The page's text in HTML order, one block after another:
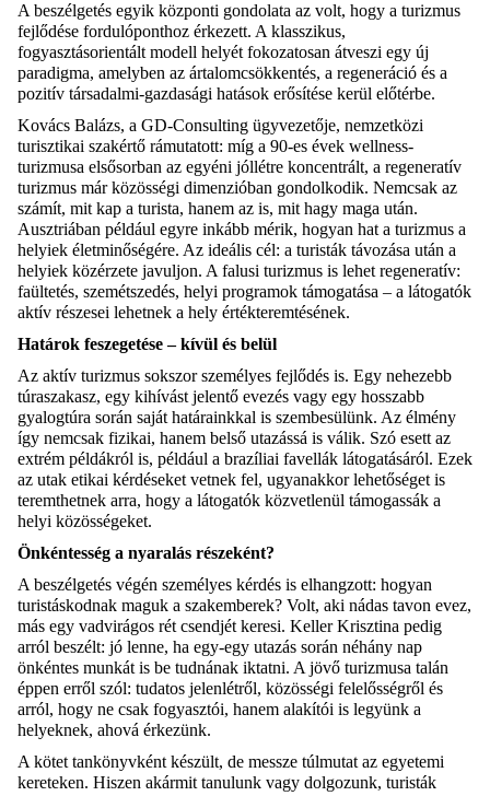
A beszélgetés egyik központi gondolata az volt, hogy a turizmus
fejlődése fordulóponthoz érkezett. A klasszikus,
fogyasztásorientált modell helyét fokozatosan átveszi egy új
paradigma, amelyben az ártalomcsökkentés, a regeneráció és a
pozitív társadalmi-gazdasági hatások erősítése kerül előtérbe.
Kovács Balázs, a GD-Consulting ügyvezetője, nemzetközi
turisztikai szakértő rámutatott: míg a 90-es évek wellness-
turizmusa elsősorban az egyéni jóllétre koncentrált, a regeneratív
turizmus már közösségi dimenzióban gondolkodik. Nemcsak az
számít, mit kap a turista, hanem az is, mit hagy maga után.
Ausztriában például egyre inkább mérik, hogyan hat a turizmus a
helyiek életminőségére. Az ideális cél: a turisták távozása után a
helyiek közérzete javuljon. A falusi turizmus is lehet regeneratív:
faültetés, szemétszedés, helyi programok támogatása – a látogatók
aktív részesei lehetnek a hely értékteremtésének.
Határok feszegetése – kívül és belül
Az aktív turizmus sokszor személyes fejlődés is. Egy nehezebb
túraszakasz, egy kihívást jelentő evezés vagy egy hosszabb
gyalogtúra során saját határainkkal is szembesülünk. Az élmény
így nemcsak fizikai, hanem belső utazássá is válik. Szó esett az
extrém példákról is, például a brazíliai favellák látogatásáról. Ezek
az utak etikai kérdéseket vetnek fel, ugyanakkor lehetőséget is
teremthetnek arra, hogy a látogatók közvetlenül támogassák a
helyi közösségeket.
Önkéntesség a nyaralás részeként?
A beszélgetés végén személyes kérdés is elhangzott: hogyan
turistáskodnak maguk a szakemberek? Volt, aki nádas tavon evez,
más egy vadvirágos rét csendjét keresi. Keller Krisztina pedig
arról beszélt: jó lenne, ha egy-egy utazás során néhány nap
önkéntes munkát is be tudnának iktatni. A jövő turizmusa talán
éppen erről szól: tudatos jelenlétről, közösségi felelősségről és
arról, hogy ne csak fogyasztói, hanem alakítói is legyünk a
helyeknek, ahová érkezünk.
A kötet tankönyvként készült, de messze túlmutat az egyetemi
kereteken. Hiszen akármit tanulunk vagy dolgozunk, turisták